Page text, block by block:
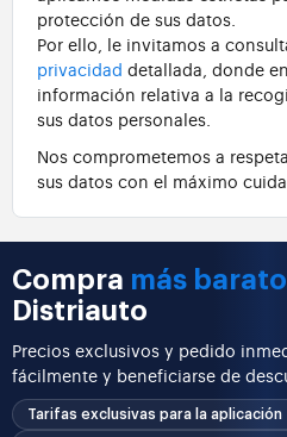
protección de sus datos.
Por ello, le invitamos a
privacidad detallada, donde
información relativa a la
sus datos personales.
Nos comprometemos a
sus datos con el máximo
Compra más
Distriauto
Precios exclusivos y pedido
fácilmente y beneficiarse de
Tarifas exclusivas para la aplicación